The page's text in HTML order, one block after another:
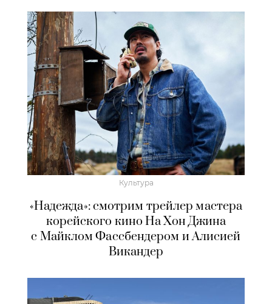
Культура
«Надежда»: смотрим трейлер мастера
корейского кино На Хон Джина
с Майклом Фассбендером и Алисией
Викандер